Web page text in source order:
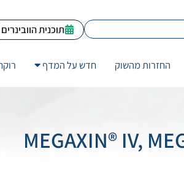
תוכנית הוובינרים
החזרות מהשוק חדש על המדף